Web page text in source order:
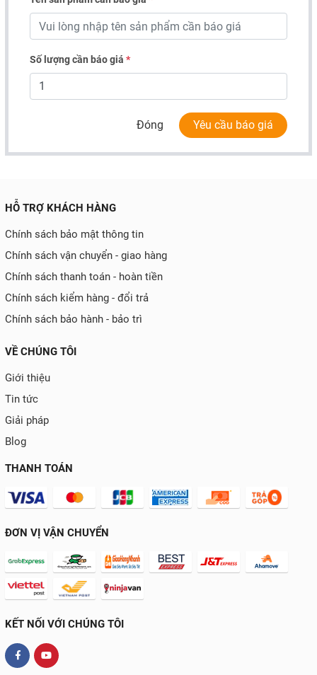
Số lượng cần báo giá *
Đóng Yêu cầu báo giá
HỖ TRỢ KHÁCH HÀNG
Chính sách bảo mật thông tin
Chính sách vận chuyển - giao hàng
Chính sách thanh toán - hoàn tiền
Chính sách kiểm hàng - đổi trả
Chính sách bảo hành - bảo trì
VỀ CHÚNG TÔI
Giới thiệu
Tin tức
Giải pháp
Blog
THANH TOÁN
ĐƠN VỊ VẬN CHUYỂN
KẾT NỐI VỚI CHÚNG TÔI